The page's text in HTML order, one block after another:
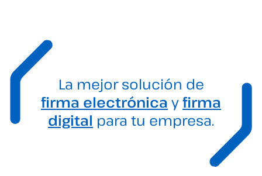
La mejor solución de
firma electrónica yfirma
digital para tu empresa.